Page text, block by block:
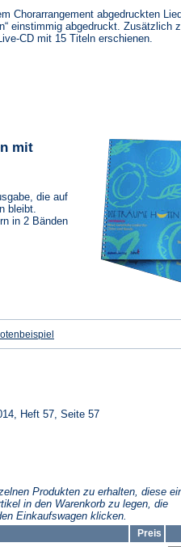
Chorarrangement abgedruckten
einstimmig abgedruckt. Zusätzlich
CD mit 15 Titeln erschienen.
mit
die auf
bleibt.
in 2 Bänden
in
einem
Heft 57, Seite 57
Produkten zu erhalten, diese
in den Warenkorb zu legen, die
Einkaufswagen klicken.
Preis